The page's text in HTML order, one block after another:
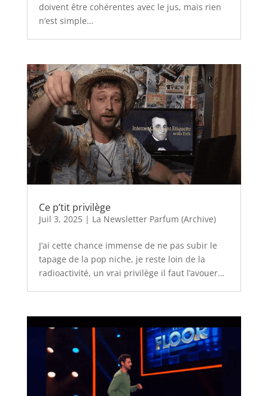
doivent être cohérentes avec le jus, mais rien
n’est simple…
Ce p’tit privilège
Juil 3, 2025| La Newsletter Parfum (Archive)
J’ai cette chance immense de ne pas subir le
tapage de la pop niche, je reste loin de la
radioactivité, un vrai privilège il faut l’avouer…